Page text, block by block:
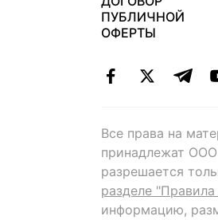
ПУБЛИЧНОЙ
ОФЕРТЫ
Все права на
принадлежат
разрешается
разделе
информацию,